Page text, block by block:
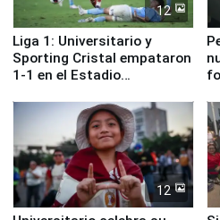
12
Liga 1: Universitario y
Sporting Cristal empataron
1-1 en el Estadio
12